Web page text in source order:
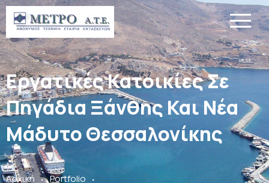
Εργατικές Κατοικίες Σε
Πηγάδια Ξάνθης Και Νέα
Μάδυτο Θεσσαλονίκης
Αρχική . Portfolio .